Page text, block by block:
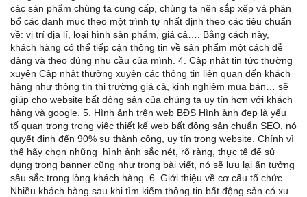
các sản phẩm chúng ta cung cấp, chúng ta nên sắp xếp và phân
bổ các danh mục theo một trình tự nhất định theo các tiêu chuẩn
về: vị trí địa lí, loại hình sản phẩm, giá cả…. Bằng cách này,
khách hàng có thể tiếp cận thông tin về sản phẩm một cách dễ
dàng và theo đúng nhu cầu của mình. 4. Cập nhật tin tức thường
xuyên Cập nhật thường xuyên các thông tin liên quan đến khách
hàng như thông tin thị trường giá cả, kinh nghiệm mua bán… sẽ
giúp cho website bất động sản của chúng ta uy tín hơn với khách
hàng và google. 5. Hình ảnh trên web BĐS Hình ảnh đẹp là yếu
tố quan trọng trong việc thiết kế web bất động sản chuẩn SEO, nó
quyết định đến 90% sự thành công, uy tín trong website. Chính vì
thế hãy chọn những hình ảnh sắc nét, rõ ràng, thực tế để sử
dụng trong banner cũng như trong bài viết, nó sẽ lưu lại ấn tưởng
sâu sắc trong lòng khách hàng. 6. Giới thiệu về cơ cấu tổ chức
Nhiều khách hàng sau khi tìm kiếm thông tin bất động sản có xu